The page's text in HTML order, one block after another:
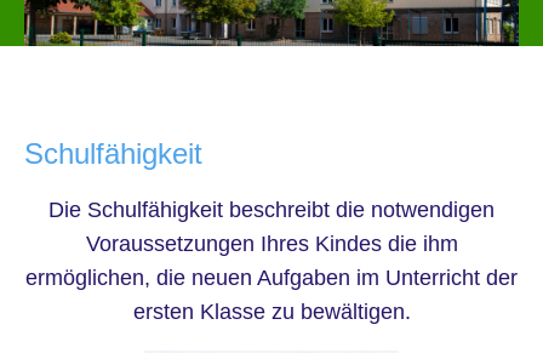
Schulfähigkeit
Die Schulfähigkeit beschreibt die notwendigen
Voraussetzungen Ihres Kindes die ihm
ermöglichen, die neuen Aufgaben im Unterricht der
ersten Klasse zu bewältigen.